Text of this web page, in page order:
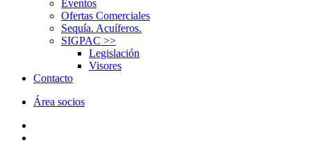
Eventos
Ofertas Comerciales
Sequía. Acuíferos.
SIGPAC >>
Legislación
Visores
Contacto
Área socios